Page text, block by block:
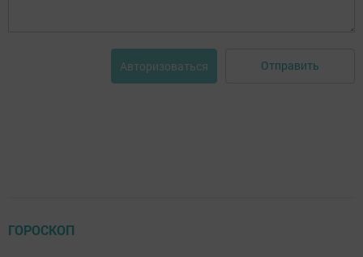
Авторизоваться Отправить
ГОРОСКОП